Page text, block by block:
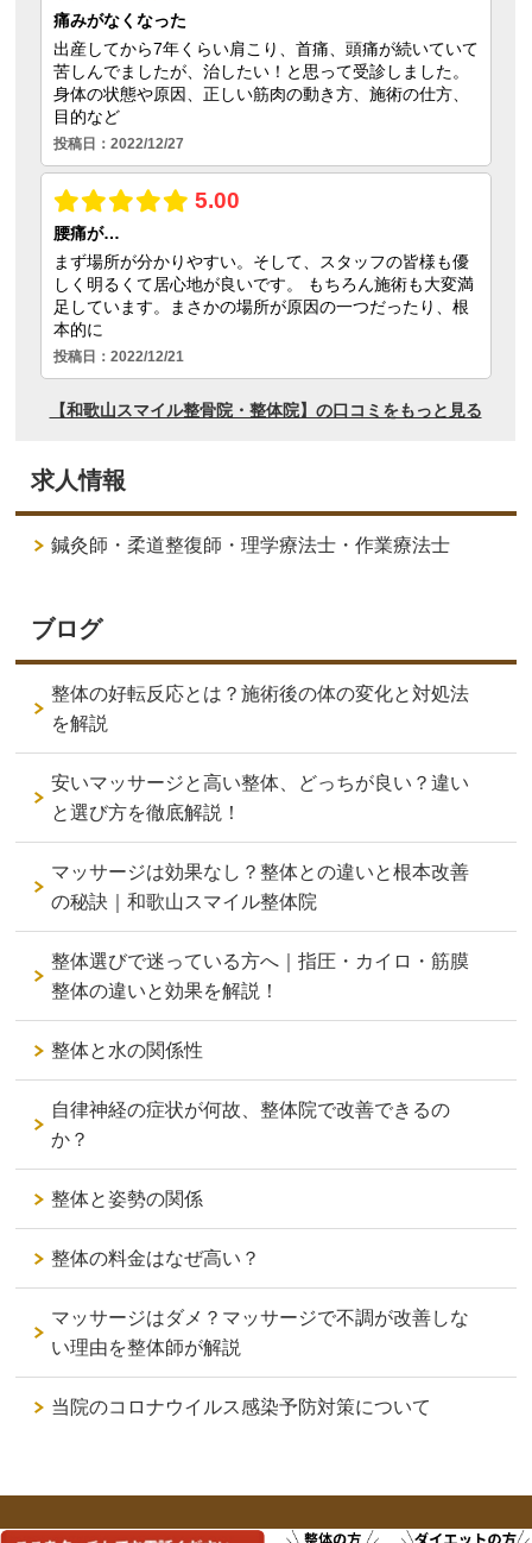
求人情報
鍼灸師・柔道整復師・理学療法士・作業療法士
ブログ
整体の好転反応とは？施術後の体の変化と対処法
を解説
安いマッサージと高い整体、どっちが良い？違い
と選び方を徹底解説！
マッサージは効果なし？整体との違いと根本改善
の秘訣｜和歌山スマイル整体院
整体選びで迷っている方へ｜指圧・カイロ・筋膜
整体の違いと効果を解説！
整体と水の関係性
自律神経の症状が何故、整体院で改善できるの
か？
整体と姿勢の関係
整体の料金はなぜ高い？
マッサージはダメ？マッサージで不調が改善しな
い理由を整体師が解説
当院のコロナウイルス感染予防対策について